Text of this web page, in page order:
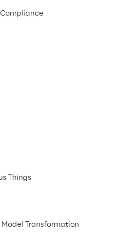
Things
Transformation
segurança
e